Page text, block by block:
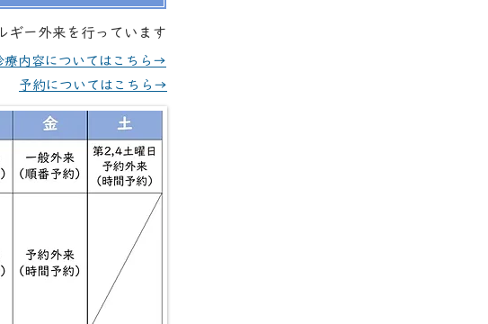
ギー外来を行っています
療内容についてはこちら→
予約についてはこちら→